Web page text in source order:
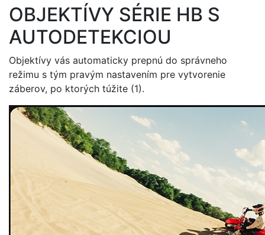
OBJEKTÍVY SÉRIE HB S
AUTODETEKCIOU
Objektívy vás automaticky prepnú do správneho
režimu s tým pravým nastavením pre vytvorenie
záberov, po ktorých túžite (1).